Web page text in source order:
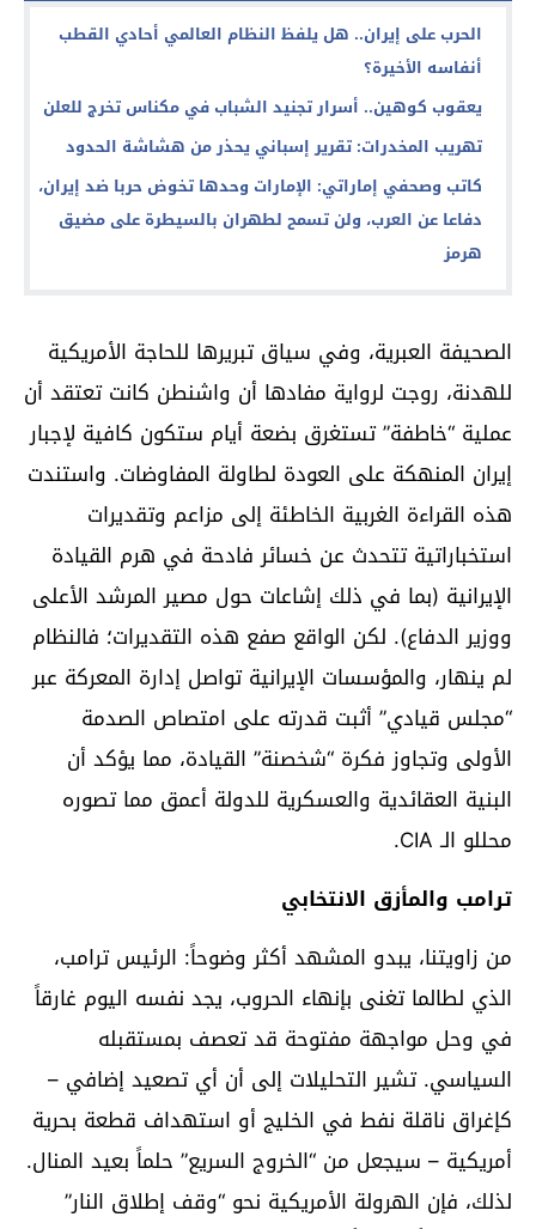
الحرب على إيران.. هل يلفظ النظام العالمي أحادي القطب
أنفاسه الأخيرة؟
يعقوب كوهين.. أسرار تجنيد الشباب في مكناس تخرج للعلن
تهريب المخدرات: تقرير إسباني يحذر من هشاشة الحدود
كاتب وصحفي إماراتي: الإمارات وحدها تخوض حربا ضد إيران،
دفاعا عن العرب، ولن تسمح لطهران بالسيطرة على مضيق
هرمز
الصحيفة العبرية، وفي سياق تبريرها للحاجة الأمريكية
للهدنة، روجت لرواية مفادها أن واشنطن كانت تعتقد أن
عملية “خاطفة” تستغرق بضعة أيام ستكون كافية لإجبار
إيران المنهكة على العودة لطاولة المفاوضات. واستندت
هذه القراءة الغربية الخاطئة إلى مزاعم وتقديرات
استخباراتية تتحدث عن خسائر فادحة في هرم القيادة
الإيرانية (بما في ذلك إشاعات حول مصير المرشد الأعلى
ووزير الدفاع). لكن الواقع صفع هذه التقديرات؛ فالنظام
لم ينهار، والمؤسسات الإيرانية تواصل إدارة المعركة عبر
“مجلس قيادي” أثبت قدرته على امتصاص الصدمة
الأولى وتجاوز فكرة “شخصنة” القيادة، مما يؤكد أن
البنية العقائدية والعسكرية للدولة أعمق مما تصوره
محللو الـ CIA.
ترامب والمأزق الانتخابي
من زاويتنا، يبدو المشهد أكثر وضوحاً: الرئيس ترامب،
الذي لطالما تغنى بإنهاء الحروب، يجد نفسه اليوم غارقاً
في وحل مواجهة مفتوحة قد تعصف بمستقبله
السياسي. تشير التحليلات إلى أن أي تصعيد إضافي –
كإغراق ناقلة نفط في الخليج أو استهداف قطعة بحرية
أمريكية – سيجعل من “الخروج السريع” حلماً بعيد المنال.
لذلك، فإن الهرولة الأمريكية نحو “وقف إطلاق النار”